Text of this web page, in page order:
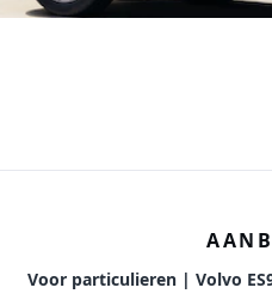
Voor particulieren | Volvo